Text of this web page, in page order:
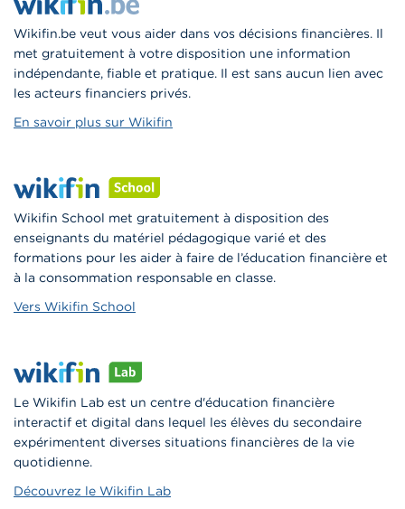
Wikifin.be veut vous aider dans vos décisions financières. Il
met gratuitement à votre disposition une information
indépendante, fiable et pratique. Il est sans aucun lien avec
les acteurs financiers privés.
En savoir plus sur Wikifin
Wikifin School met gratuitement à disposition des
enseignants du matériel pédagogique varié et des
formations pour les aider à faire de l’éducation financière et
à la consommation responsable en classe.
Vers Wikifin School
Le Wikifin Lab est un centre d'éducation financière
interactif et digital dans lequel les élèves du secondaire
expérimentent diverses situations financières de la vie
quotidienne.
Découvrez le Wikifin Lab